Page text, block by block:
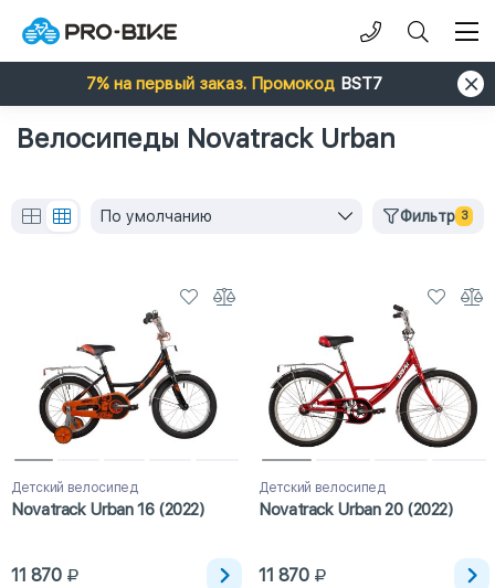
7% на первый заказ. Промокод BST7
Велосипеды Novatrack Urban
По умолчанию Фильтр 3
Детский велосипед
Novatrack Urban 16 (2022)
11 870
Детский велосипед
Novatrack Urban 20 (2022)
11 870